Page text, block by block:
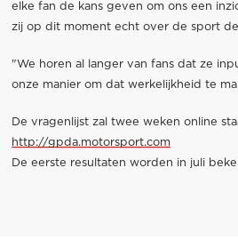
elke fan de kans geven om ons een
zij op dit moment echt over de sport
"We horen al langer van fans dat ze
onze manier om dat werkelijkheid te
De vragenlijst zal twee weken online
http://gpda.motorsport.com
De eerste resultaten worden in juli